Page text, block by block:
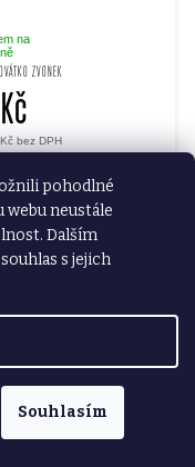
pohodlné
webu neustále
Dalším
s jejich
Souhlasím
ZVONEK
na
bez DPH
DO KOŠÍKU
na